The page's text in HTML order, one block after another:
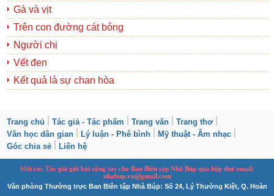
Gà và vịt
Trên con đường cát bỏng
Người chị
Vết đen
Kết quả là sự chan hòa
Trang chủ Tác giả - Tác phẩm Trang văn
Trang thơ
Văn học dân gian
Lý luận - Phê bình
Mỹ thuật - Âm nhạc
Góc chia sẻ
Liên hệ
Mời các Tác giả gửi bài cộng táccho Ban Biên tập Nhà Búp qua hộp thư email:
nhabup.vn@gmail.com
Văn phòng Thường trực Ban Biên tập Nhà Búp: Số 24, Lý Thường Kiệt, Q. Hoàn